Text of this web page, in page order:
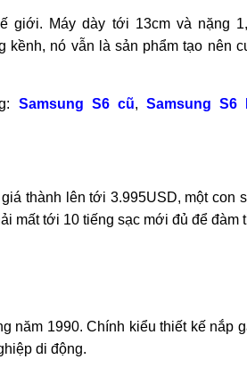
Máy dày tới 13cm và nặng
nó vẫn là sản phẩm tạo nên
Samsung S6 cũ,Samsung S6
thành lên tới 3.995USD, một con
mất tới 10 tiếng sạc mới đủ để đàm
1990. Chính kiểu thiết kế nắp
di động.